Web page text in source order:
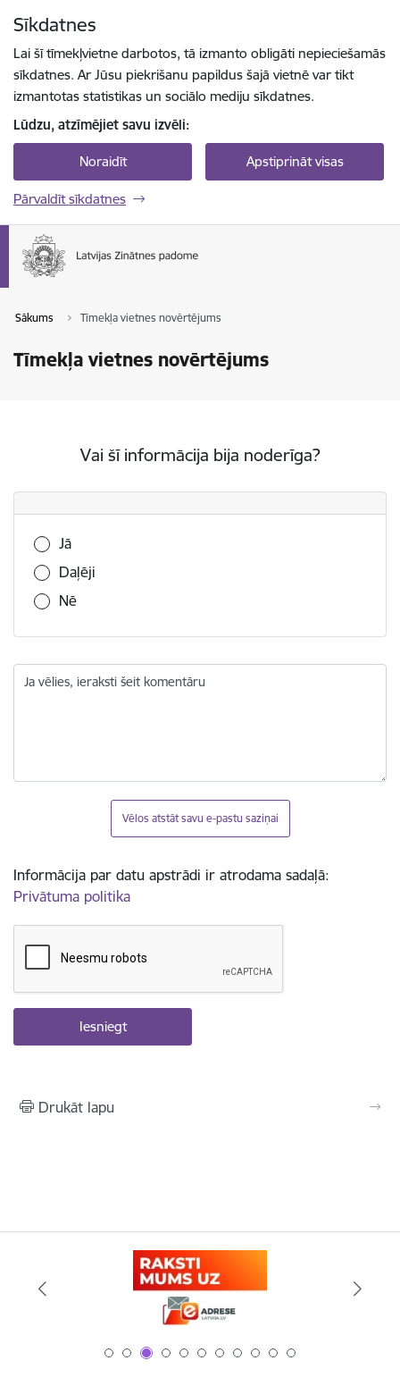
Sīkdatnes
Lai šī tīmekļvietne darbotos, tā izmanto obligāti nepieciešamās
sīkdatnes. Ar Jūsu piekrišanu papildus šajā vietnē var tikt
izmantotas statistikas un sociālo mediju sīkdatnes.
Lūdzu, atzīmējiet savu izvēli:
Noraidīt Apstiprināt visas
Pārvaldīt sīkdatnes
Sākums Tīmekļa vietnes novērtējums
Tīmekļa vietnes novērtējums
Vai šī informācija bija noderīga?
Vai šī informācija bija noderīga?
Jā
Daļēji
Nē
Ja vēlies, ieraksti šeit komentāru
Vēlos atstāt savu e-pastu saziņai
Informācija par datu apstrādi ir atrodama sadaļā:
Privātuma politika
Drukāt lapu